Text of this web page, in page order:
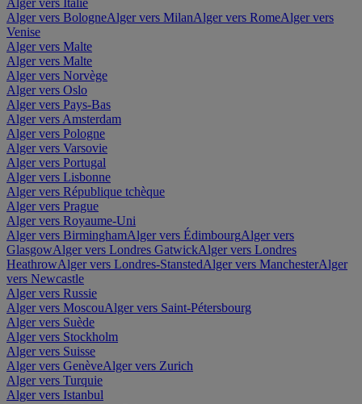
Alger vers BologneAlger vers MilanAlger vers RomeAlger vers
Venise
Alger vers Malte
Alger vers Malte
Alger vers Norvège
Alger vers Oslo
Alger vers Pays-Bas
Alger vers Amsterdam
Alger vers Pologne
Alger vers Varsovie
Alger vers Portugal
Alger vers Lisbonne
Alger vers République tchèque
Alger vers Prague
Alger vers Royaume-Uni
Alger vers BirminghamAlger vers ÉdimbourgAlger vers
GlasgowAlger vers Londres GatwickAlger vers Londres
HeathrowAlger vers Londres-StanstedAlger vers ManchesterAlger
vers Newcastle
Alger vers Russie
Alger vers MoscouAlger vers Saint-Pétersbourg
Alger vers Suède
Alger vers Stockholm
Alger vers Suisse
Alger vers GenèveAlger vers Zurich
Alger vers Turquie
Alger vers Istanbul